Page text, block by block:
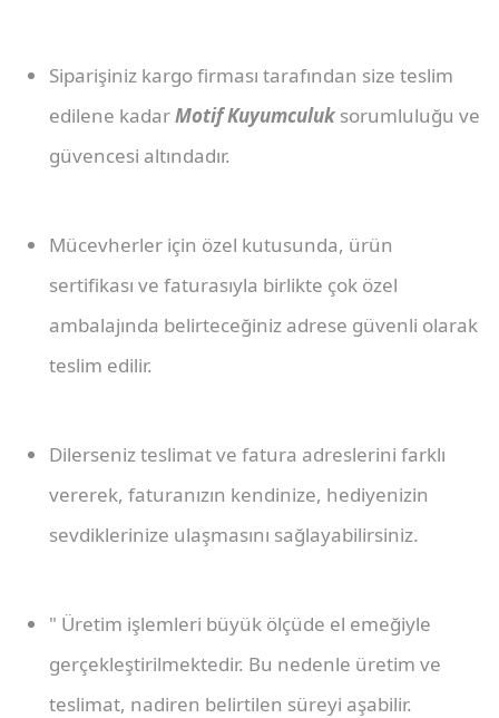
Siparişiniz kargo firması tarafından size teslim
edilene kadarMotif Kuyumculuk sorumluluğu ve
güvencesi altındadır.
Mücevherler için özel kutusunda, ürün
sertifikası ve faturasıyla birlikte çok özel
ambalajında belirteceğiniz adrese güvenli olarak
teslim edilir.
Dilerseniz teslimat ve fatura adreslerini farklı
vererek, faturanızın kendinize, hediyenizin
sevdiklerinize ulaşmasını sağlayabilirsiniz.
" Üretim işlemleri büyük ölçüde el emeğiyle
gerçekleştirilmektedir. Bu nedenle üretim ve
teslimat, nadiren belirtilen süreyi aşabilir.